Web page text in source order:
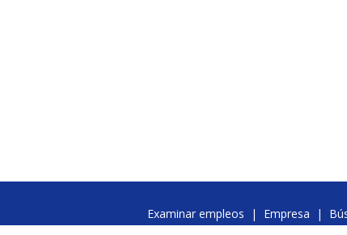
Examinar empleos | Empresa |